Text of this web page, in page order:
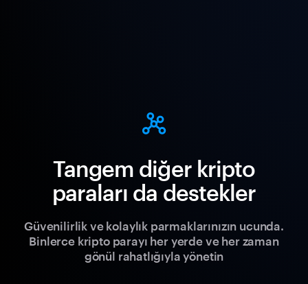
Tangem diğer kripto
paraları da destekler
Güvenilirlik ve kolaylık parmaklarınızın ucunda.
Binlerce kripto parayı her yerde ve her zaman
gönül rahatlığıyla yönetin